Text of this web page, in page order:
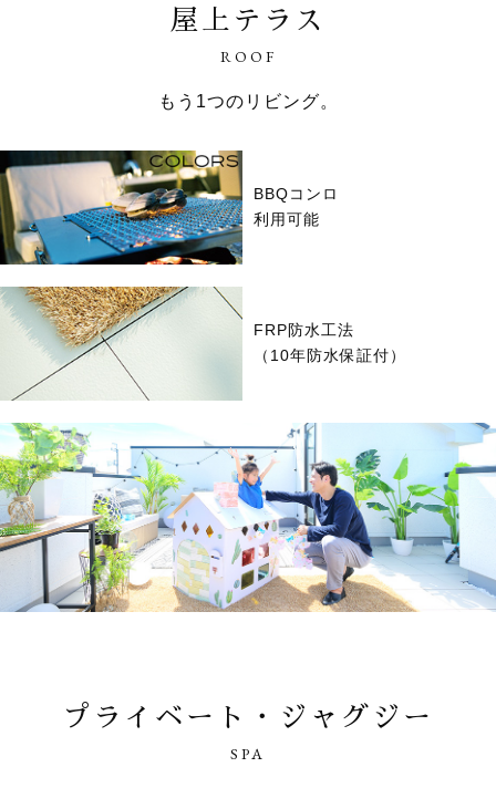
屋上テラス
ROOF
もう1つのリビング。
BBQコンロ
利用可能
FRP防水工法
（10年防水保証付）
プライベート・ジャグジー
SPA